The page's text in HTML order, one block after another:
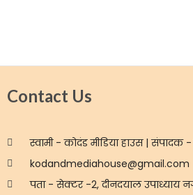
Contact Us
स्वामी - कोदंड मीडिया हाउस | संपादक -
kodandmediahouse@gmail.com
पता - सेक्टर -2, दीनदयाल उपाध्याय